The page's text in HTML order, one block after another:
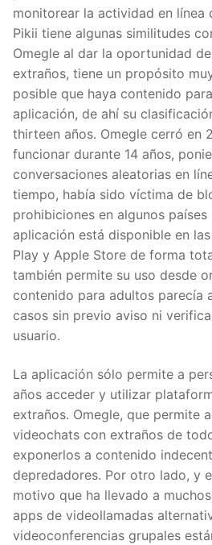
monitorear la actividad en línea
Pikii tiene algunas similitudes
Omegle al dar la oportunidad
extraños, tiene un propósito
posible que haya contenido
aplicación, de ahí su
thirteen años. Omegle cerró en
funcionar durante 14 años,
conversaciones aleatorias en
tiempo, había sido víctima de
prohibiciones en algunos
aplicación está disponible en
Play y Apple Store de forma
también permite su uso desde
contenido para adultos parecía
casos sin previo aviso ni
usuario.
La aplicación sólo permite a
años acceder y utilizar
extraños. Omegle, que permite
videochats con extraños de
exponerlos a contenido
depredadores. Por otro lado, y
motivo que ha llevado a
apps de videollamadas
videoconferencias grupales